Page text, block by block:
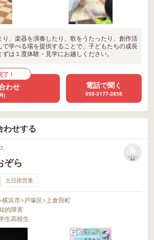
、楽器を演奏したり、歌をうたったり、創作活
学べる場を提供することで、子どもたちの成長
は１度体験・見学にお越しください。
了！
わせ
)
電話で聞く
050-3177-2858
わせする
ぞら
リストに
保存
土日祝営業
横浜市>戸塚区>上倉田町
的障害
生高校生